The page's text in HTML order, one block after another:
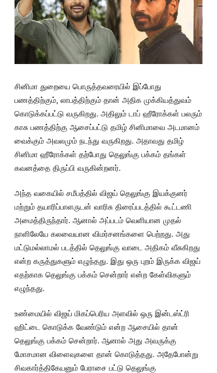
சினிமா துறையை பொருத்தவரையில் இப்போது
பணத்திற்கும், லாபத்திற்கும் தான் அதிக முக்கியத்துவம்
கொடுக்கப்பட்டு வருகிறது. அதிலும் டாப் ஹீரோக்கள் பலரும்
காசு பணத்திற்கு ஆசைப்பட்டு தமிழ் சினிமாவை அடமானம்
வைக்கும் அவலமும் நடந்து வருகிறது. அதாவது தமிழ்
சினிமா ஹீரோக்கள் தற்போது தெலுங்கு பக்கம் தங்கள்
கவனத்தை திருப்பி வருகின்றனர்.
அந்த வகையில் சமீபத்தில் விஜய் தெலுங்கு இயக்குனர்
மற்றும் தயாரிப்பாளருடன் வாரிசு திரைப்படத்தில் கூட்டணி
அமைத்திருந்தார். ஆனால் அப்படம் வெளியான முதல்
நாளிலேயே கலவையான விமர்சனங்களை பெற்றது. அது
மட்டுமல்லாமல் படத்தில் தெலுங்கு வாடை அதிகம் வீசுகிறது
என்ற கருத்துகளும் எழுந்தது. இது ஒரு புறம் இருக்க விஜய்
எதற்காக தெலுங்கு பக்கம் சென்றார் என்ற கேள்விகளும்
எழுந்தது.
உண்மையில் விஜய் மிகப்பெரிய அளவில் ஒரு இன்டஸ்ட்ரி
ஹிட்டை கொடுக்க வேண்டும் என்ற ஆசையில் தான்
தெலுங்கு பக்கம் சென்றார். ஆனால் அது அவருக்கு
மோசமான விளைவுகளை தான் கொடுத்தது. அதேபோன்று
சிவகார்த்திகேயனும் பேராசை பட்டு தெலுங்கு